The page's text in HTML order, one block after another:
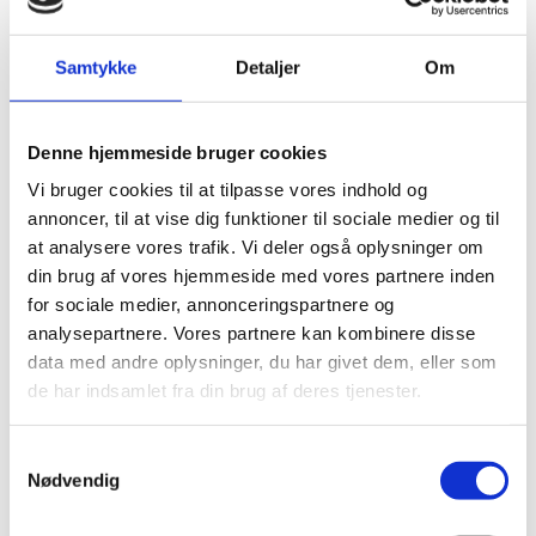
Samtykke Detaljer Om
Denne hjemmeside bruger cookies
Vi bruger cookies til at tilpasse vores indhold og
annoncer, til at vise dig funktioner til sociale medier og til
at analysere vores trafik. Vi deler også oplysninger om
din brug af vores hjemmeside med vores partnere inden
for sociale medier, annonceringspartnere og
analysepartnere. Vores partnere kan kombinere disse
data med andre oplysninger, du har givet dem, eller som
de har indsamlet fra din brug af deres tjenester.
Nødvendig
9572
42,00
Garn
Tynn Peer Gynt Jelly Bean Green
8236
kr.42,00 Tilføj til kurv
Garn
Tynn Peer Gynt Skoggrønn 8082
Garn